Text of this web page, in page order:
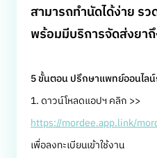
สามารถทำนัดได้ง่าย ร
พร้อมมีบริการจัดส่งยา
5 ขั้นตอน ปรึกษาแพทย์ออนไล
1. ดาวน์โหลดแอปฯ คลิก >>
https://mordee.app.link/
เพื่อลงทะเบียนเข้าใช้งาน